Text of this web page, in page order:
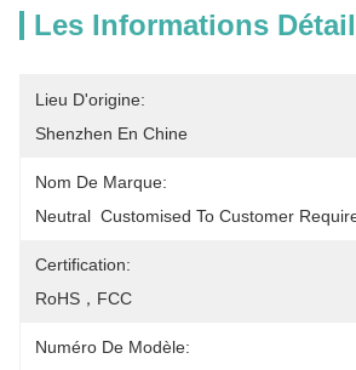
Les Informations
Lieu D'origine:
Shenzhen En Chine
Nom De Marque:
Neutral  Customised To Customer
Certification:
RoHS，FCC
Numéro De Modèle: